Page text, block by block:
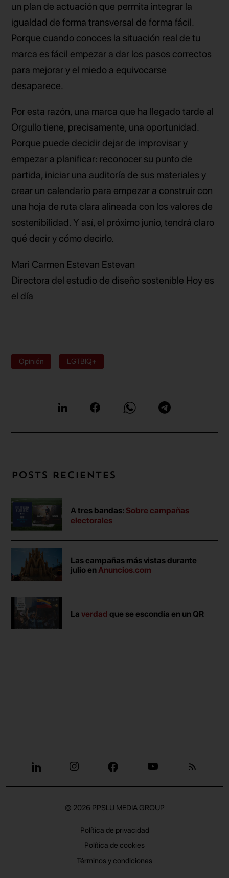
un plan de actuación que permita integrar la
igualdad de forma transversal de forma fácil.
Porque cuando conoces la situación real de tu
marca es fácil empezar a dar los pasos correctos
para mejorar y el miedo a equivocarse
desaparece.
Por esta razón, una marca que ha llegado tarde al
Orgullo tiene, precisamente, una oportunidad.
Porque puede decidir dejar de improvisar y
empezar a planificar: reconocer su punto de
partida, iniciar una auditoría de sus materiales y
crear un calendario para empezar a construir con
una hoja de ruta clara alineada con los valores de
sostenibilidad. Y así, el próximo junio, tendrá claro
qué decir y cómo decirlo.
Mari Carmen Estevan Estevan
Directora del estudio de diseño sostenible Hoy es
el día
Opinión LGTBIQ+
Posts recientes
A tres bandas: Sobre campañas
electorales
Las campañas más vistas durante
julio enAnuncios.com
Laverdad que se escondía en un QR
© 2026 PPSLU MEDIA GROUP
Política de privacidad
Política de cookies
Términos y condiciones